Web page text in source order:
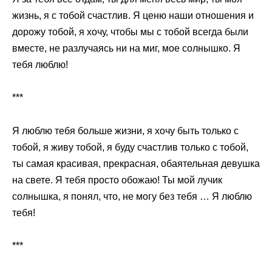
жизнь, я с тобой счастлив. Я ценю наши отношения и
дорожу тобой, я хочу, чтобы мы с тобой всегда были
вместе, не разлучаясь ни на миг, мое солнышко. Я
тебя люблю!
***
Я люблю тебя больше жизни, я хочу быть только с
тобой, я живу тобой, я буду счастлив только с тобой,
ты самая красивая, прекрасная, обаятельная девушка
на свете. Я тебя просто обожаю! Ты мой лучик
солнышка, я понял, что, не могу без тебя … Я люблю
тебя!
***